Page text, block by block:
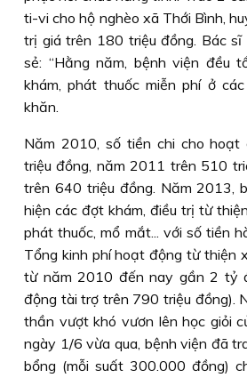
ti-vi cho hộ nghèo xã Thới Bình,
trị giá trên 180 triệu đồng. Bác sĩ
sẻ: “Hằng năm, bệnh viện đều
khám, phát thuốc miễn phí ở
khăn.
Năm 2010, số tiền chi cho
triệu đồng, năm 2011 trên 510
trên 640 triệu đồng. Năm 2013,
hiện các đợt khám, điều trị từ
phát thuốc, mổ mắt... với số tiền
Tổng kinh phí hoạt động từ thiện
từ năm 2010 đến nay gần 2 tỷ
động tài trợ trên 790 triệu đồng).
thần vượt khó vươn lên học giỏi
ngày 1/6 vừa qua, bệnh viện đã
bổng (mỗi suất 300.000 đồng)